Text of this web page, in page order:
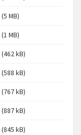
(5 MB)
(1 MB)
(462 kB)
(588 kB)
(767 kB)
(887 kB)
(845 kB)